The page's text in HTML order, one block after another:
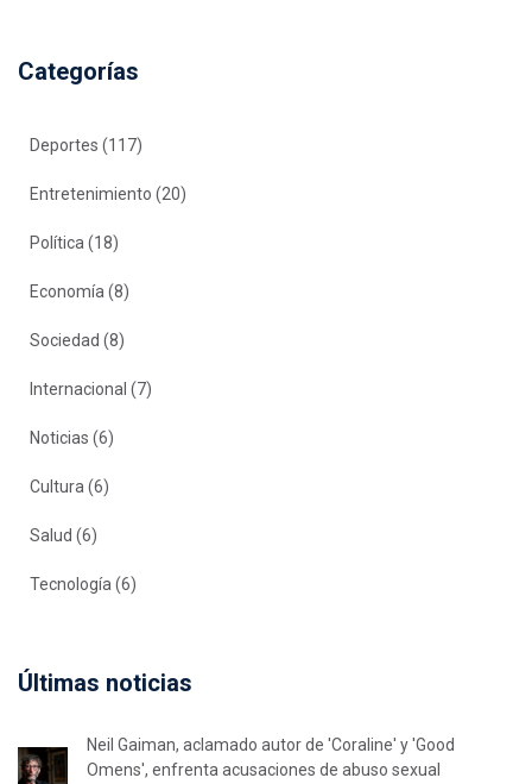
Categorías
Deportes (117)
Entretenimiento (20)
Política (18)
Economía (8)
Sociedad (8)
Internacional (7)
Noticias (6)
Cultura (6)
Salud (6)
Tecnología (6)
Últimas noticias
Neil Gaiman, aclamado autor de 'Coraline' y 'Good
Omens', enfrenta acusaciones de abuso sexual